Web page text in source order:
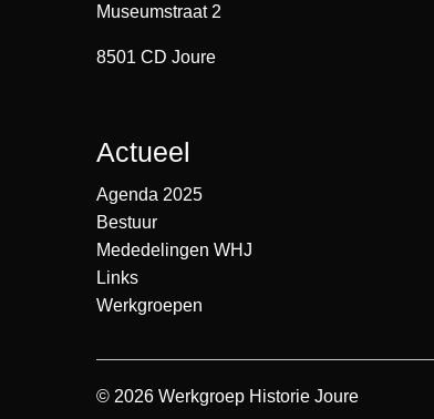
Museumstraat 2
8501 CD Joure
Actueel
Agenda 2025
Bestuur
Mededelingen WHJ
Links
Werkgroepen
© 2026 Werkgroep Historie Joure